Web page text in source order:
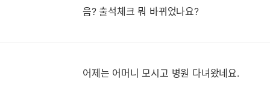
음? 출석체크 뭐 바뀌었나요?
어제는 어머니 모시고 병원 다녀왔네요.